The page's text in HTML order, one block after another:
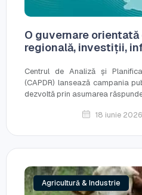
O guvernare
regională, investiții,
Centrul de Analiză și
(CAPDR) lansează campania
dezvoltă prin asumarea
18 iunie 2026
Agricultură & Industrie